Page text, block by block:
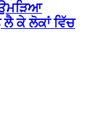
ਲੈ ਕੇ ਲੋਕਾਂ ਵਿੱਚ